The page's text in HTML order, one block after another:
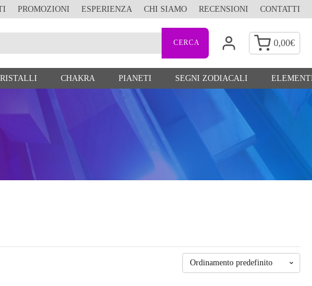
PROMOZIONI ESPERIENZA CHI SIAMO RECENSIONI CONTATTI
0,00€
CHAKRA PIANETI SEGNI ZODIACALI